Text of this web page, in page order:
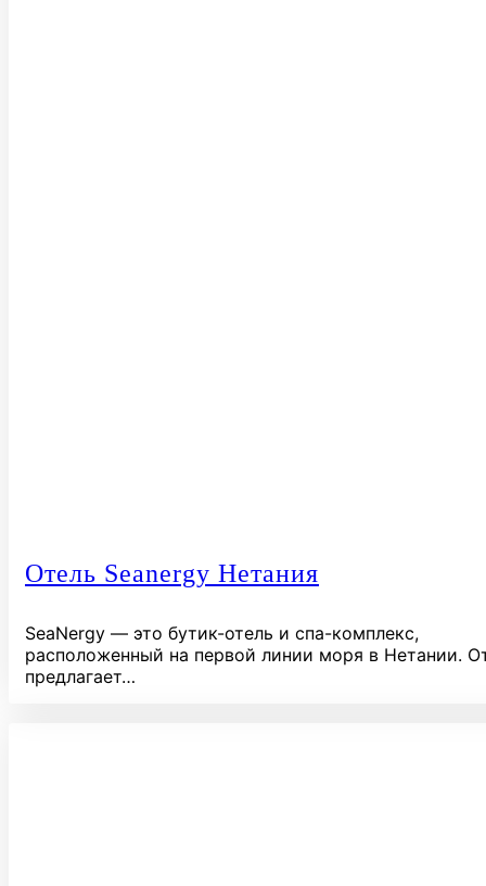
Отель Seanergy Нетания
SeaNergy — это бутик-отель и спа-комплекс,
расположенный на первой линии моря в Нетании.
предлагает…